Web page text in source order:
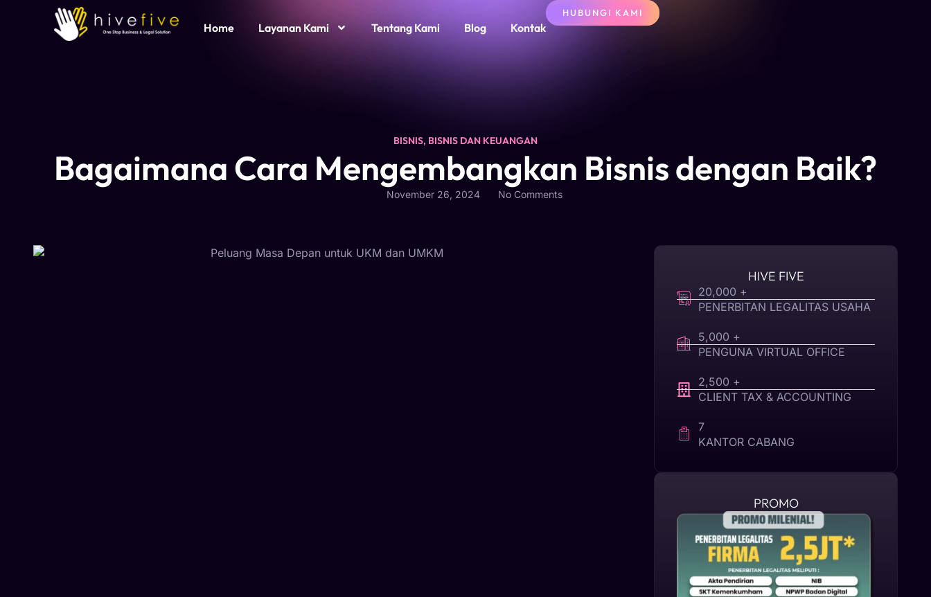
Home Layanan Kami Tentang Kami Blog Kontak
HUBUNGI KAMI
BISNIS, BISNIS DAN KEUANGAN
Bagaimana Cara Mengembangkan Bisnis dengan Baik?
November 26, 2024 No Comments
HIVE FIVE
20,000 +
PENERBITAN LEGALITAS USAHA
5,000 +
PENGUNA VIRTUAL OFFICE
2,500 +
CLIENT TAX & ACCOUNTING
7
KANTOR CABANG
PROMO